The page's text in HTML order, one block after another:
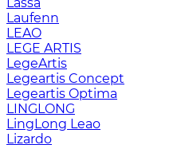
Laufenn
LEAO
LEGE ARTIS
LegeArtis
Legeartis Concept
Legeartis Optima
LINGLONG
LingLong Leao
Lizardo